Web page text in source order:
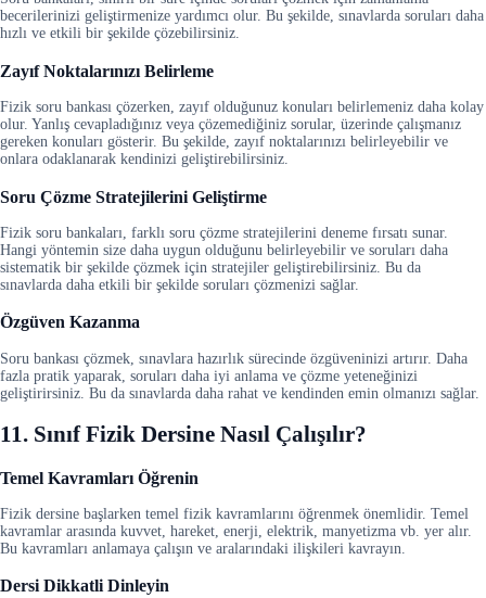
becerilerinizi geliştirmenize yardımcı olur. Bu şekilde, sınavlarda soruları daha
hızlı ve etkili bir şekilde çözebilirsiniz.
Zayıf Noktalarınızı Belirleme
Fizik soru bankası çözerken, zayıf olduğunuz konuları belirlemeniz daha kolay
olur. Yanlış cevapladığınız veya çözemediğiniz sorular, üzerinde çalışmanız
gereken konuları gösterir. Bu şekilde, zayıf noktalarınızı belirleyebilir ve
onlara odaklanarak kendinizi geliştirebilirsiniz.
Soru Çözme Stratejilerini Geliştirme
Fizik soru bankaları, farklı soru çözme stratejilerini deneme fırsatı sunar.
Hangi yöntemin size daha uygun olduğunu belirleyebilir ve soruları daha
sistematik bir şekilde çözmek için stratejiler geliştirebilirsiniz. Bu da
sınavlarda daha etkili bir şekilde soruları çözmenizi sağlar.
Özgüven Kazanma
Soru bankası çözmek, sınavlara hazırlık sürecinde özgüveninizi artırır. Daha
fazla pratik yaparak, soruları daha iyi anlama ve çözme yeteneğinizi
geliştirirsiniz. Bu da sınavlarda daha rahat ve kendinden emin olmanızı sağlar.
11. Sınıf Fizik Dersine Nasıl Çalışılır?
Temel Kavramları Öğrenin
Fizik dersine başlarken temel fizik kavramlarını öğrenmek önemlidir. Temel
kavramlar arasında kuvvet, hareket, enerji, elektrik, manyetizma vb. yer alır.
Bu kavramları anlamaya çalışın ve aralarındaki ilişkileri kavrayın.
Dersi Dikkatli Dinleyin